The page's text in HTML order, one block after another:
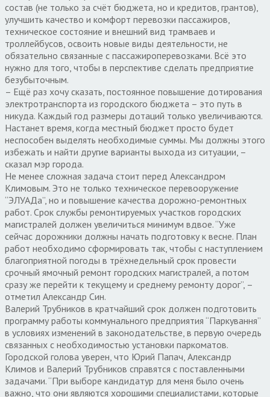
состав (не только за счёт бюджета, но и кредитов, грантов),
улучшить качество и комфорт перевозки пассажиров,
техническое состояние и внешний вид трамваев и
троллейбусов, освоить новые виды деятельности, не
обязательно связанные с пассажироперевозками. Всё это
нужно для того, чтобы в перспективе сделать предприятие
безубыточным.
– Ещё раз хочу сказать, постоянное повышение дотирования
электротранспорта из городского бюджета – это путь в
никуда. Каждый год размеры дотаций только увеличиваются.
Настанет время, когда местный бюджет просто будет
неспособен выделять необходимые суммы. Мы должны этого
избежать и найти другие варианты выхода из ситуации, –
сказал мэр города.
Не менее сложная задача стоит перед Александром
Климовым. Это не только техническое перевооружение
“ЭЛУАДа”, но и повышение качества дорожно-ремонтных
работ. Срок службы ремонтируемых участков городских
магистралей должен увеличиться минимум вдвое. “Уже
сейчас дорожники должны начать подготовку к весне. План
работ необходимо сформировать так, чтобы с наступлением
благоприятной погоды в трёхнедельный срок провести
срочный ямочный ремонт городских магистралей, а потом
сразу же перейти к текущему и среднему ремонту дорог”, –
отметил Александр Син.
Валерий Трубников в кратчайший срок должен подготовить
программу работы коммунального предприятия “Паркування”
в условиях изменений в законодательстве, в первую очередь
связанных с необходимостью установки паркоматов.
Городской голова уверен, что Юрий Папач, Александр
Климов и Валерий Трубников справятся с поставленными
задачами. “При выборе кандидатур для меня было очень
важно, что они являются хорошими специалистами, которые